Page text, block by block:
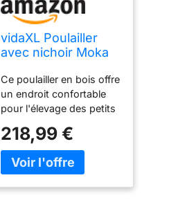
vidaXL Poulailler
avec nichoir Moka
Sapin Massif
Ce poulailler en bois offre
un endroit confortable
pour l'élevage des petits
les poulets pour se
détendre.La cage à
poulet dispose d’un
218,99 €